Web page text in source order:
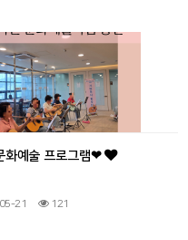
예술 프로그램❤
21 121